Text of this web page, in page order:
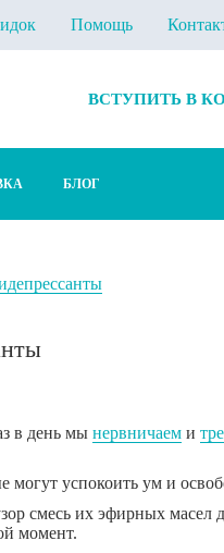
Помощь
ВСТУПИТЬ В
БЛОГ
в день мы нервничаем и
успокоить ум и
смесь их эфирных масел
момент.